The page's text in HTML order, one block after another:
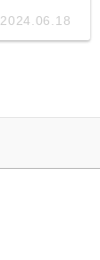
2024.06.18